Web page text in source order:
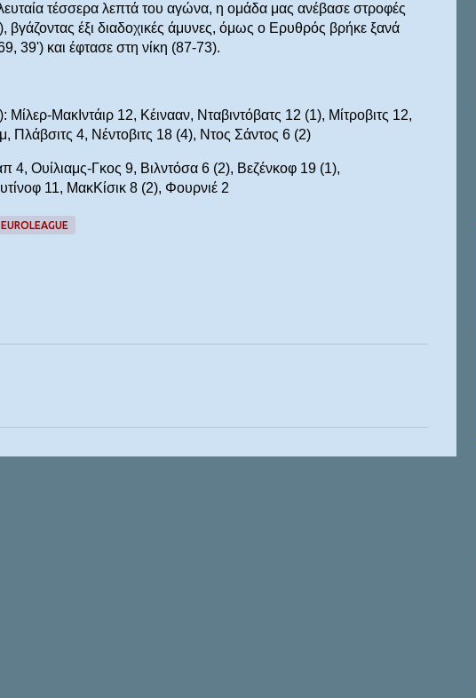
τέσσερα λεπτά του αγώνα, η ομάδα μας ανέβασε στροφές
έξι διαδοχικές άμυνες, όμως ο Ερυθρός βρήκε ξανά
39') και έφτασε στη νίκη (87-73).
ΜακΙντάιρ 12, Κέινααν, Νταβιντόβατς 12 (1), Μίτροβιτς 12,
Πλάβσιτς 4, Νέντοβιτς 18 (4), Ντος Σάντος 6 (2)
Ουίλιαμς-Γκος 9, Βιλντόσα 6 (2), Βεζένκοφ 19 (1),
11, ΜακΚίσικ 8 (2), Φουρνιέ 2
EUROLEAGUE